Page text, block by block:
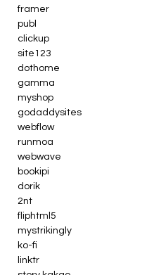
framer
publ
clickup
site123
dothome
gamma
myshop
godaddysites
webflow
runmoa
webwave
bookipi
dorik
2nt
fliphtml5
mystrikingly
ko-fi
linktr